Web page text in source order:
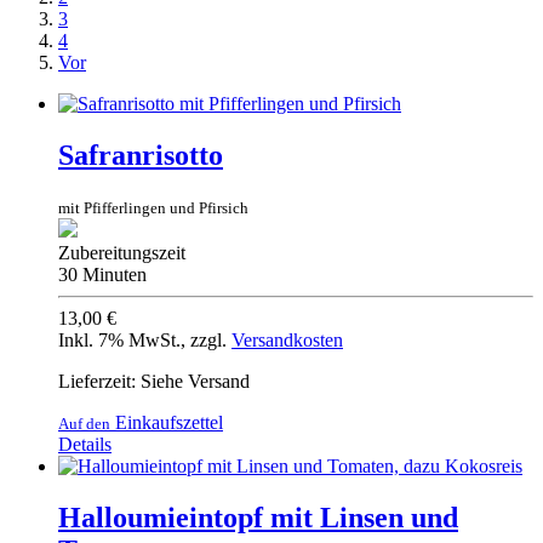
3
4
Vor
Safranrisotto
mit Pfifferlingen und Pfirsich
Zubereitungszeit
30 Minuten
13,00 €
Inkl. 7% MwSt., zzgl. Versandkosten
Lieferzeit: Siehe Versand
Auf den Einkaufszettel
Details
Halloumieintopf mit Linsen und